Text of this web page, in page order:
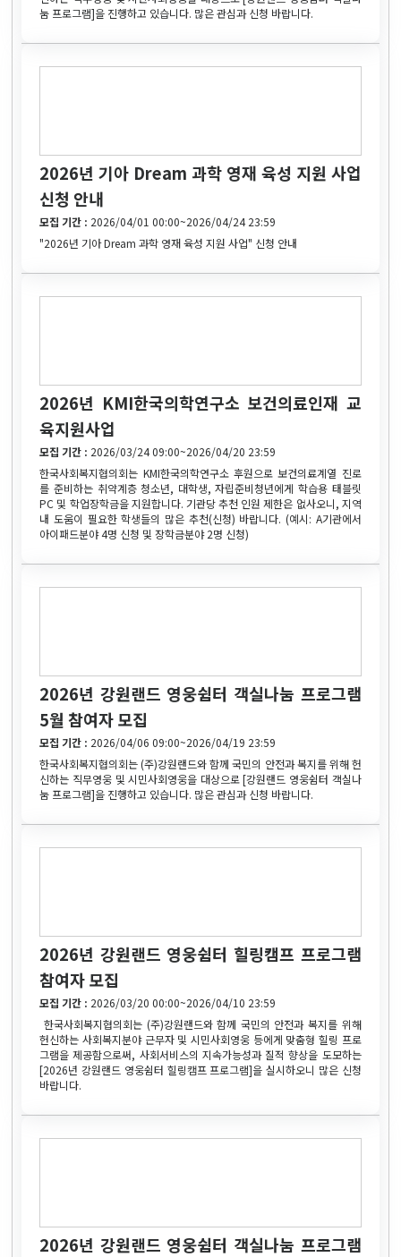
눔 프로그램]을 진행하고 있습니다. 많은 관심과 신청 바랍니다.
2026년 기아 Dream 과학 영재 육성 지원 사업
신청 안내
모집 기간 : 2026/04/01 00:00~2026/04/24 23:59
"2026년 기아 Dream 과학 영재 육성 지원 사업" 신청 안내
2026년 KMI한국의학연구소 보건의료인재 교
육지원사업
모집 기간 : 2026/03/24 09:00~2026/04/20 23:59
한국사회복지협의회는 KMI한국의학연구소 후원으로 보건의료계열 진로
를 준비하는 취약계층 청소년, 대학생, 자립준비청년에게 학습용 태블릿
PC 및 학업장학금을 지원합니다. 기관당 추천 인원 제한은 없사오니, 지역
내 도움이 필요한 학생들의 많은 추천(신청) 바랍니다. (예시: A기관에서
아이패드분야 4명 신청 및 장학금분야 2명 신청)
2026년 강원랜드 영웅쉼터 객실나눔 프로그램
5월 참여자 모집
모집 기간 : 2026/04/06 09:00~2026/04/19 23:59
한국사회복지협의회는 (주)강원랜드와 함께 국민의 안전과 복지를 위해 헌
신하는 직무영웅 및 시민사회영웅을 대상으로 [강원랜드 영웅쉼터 객실나
눔 프로그램]을 진행하고 있습니다. 많은 관심과 신청 바랍니다.
2026년 강원랜드 영웅쉼터 힐링캠프 프로그램
참여자 모집
모집 기간 : 2026/03/20 00:00~2026/04/10 23:59
한국사회복지협의회는 (주)강원랜드와 함께 국민의 안전과 복지를 위해
헌신하는 사회복지분야 근무자 및 시민사회영웅 등에게 맞춤형 힐링 프로
그램을 제공함으로써, 사회서비스의 지속가능성과 질적 향상을 도모하는
[2026년 강원랜드 영웅쉼터 힐링캠프 프로그램]을 실시하오니 많은 신청
바랍니다.
2026년 강원랜드 영웅쉼터 객실나눔 프로그램